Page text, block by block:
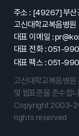
주소 : [49267] 부산
고신대학교복음병원
대표 이메일 :
대표 전화 : 051-
대표 팩스 : 051-
고신대학교복음병
및 웹표준을 준수합
Copyright 2003-
rights reserved